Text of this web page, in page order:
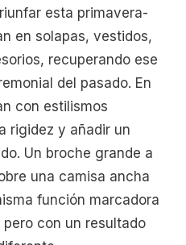
esta primavera-
en solapas, vestidos,
recuperando ese
del pasado. En
con estilismos
rigidez y añadir un
Un broche grande a
una camisa ancha
función marcadora
con un resultado